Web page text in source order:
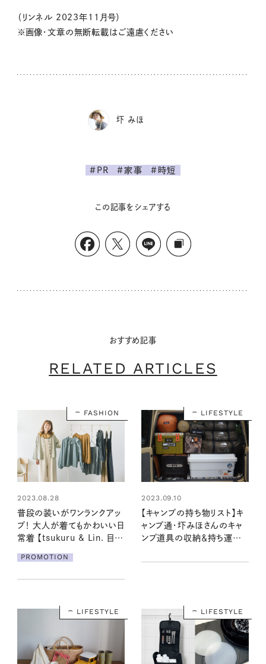
（リンネル 2023年11月号）
※画像・文章の無断転載はご遠慮ください
圷 みほ
#PR #家事 #時短
この記事をシェアする
おすすめ記事
RELATED ARTICLES
FASHION
2023.08.28
普段の装いがワンランクアッ
プ！ 大人が着てもかわいい日
常着 【tsukuru & Lin. 目利
ほさん】
PROMOTION
LIFESTYLE
2023.09.10
【キャンプの持ち物リスト】キ
ャンプ通・圷みほさんのキャ
ンプ道具の収納＆持ち運び
LIFESTYLE LIFESTYLE